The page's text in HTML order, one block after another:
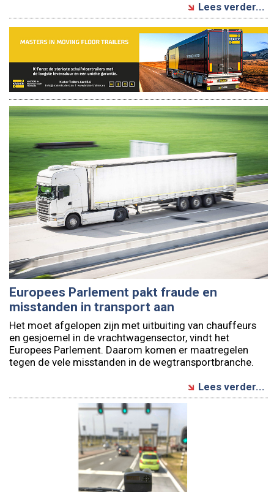
Lees verder...
Europees Parlement pakt fraude en
misstanden in transport aan
Het moet afgelopen zijn met uitbuiting van chauffeurs
en gesjoemel in de vrachtwagensector, vindt het
Europees Parlement. Daarom komen er maatregelen
tegen de vele misstanden in de wegtransportbranche.
Lees verder...